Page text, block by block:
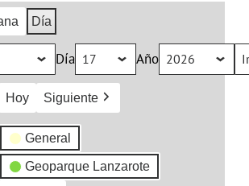
Día
Día Año
Hoy Siguiente
General
Geoparque Lanzarote